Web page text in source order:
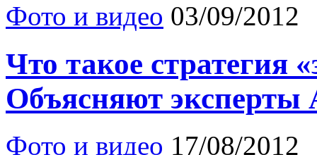
Фото и видео 03/09/2012
Что такое стратегия
Объясняют
Фото и видео 17/08/2012